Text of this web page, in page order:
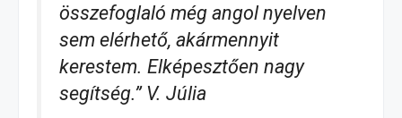
összefoglaló még angol nyelven
sem elérhető, akármennyit
kerestem. Elképesztően nagy
segítség.” V. Júlia